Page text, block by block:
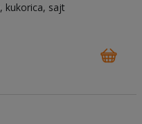
kukorica sajt